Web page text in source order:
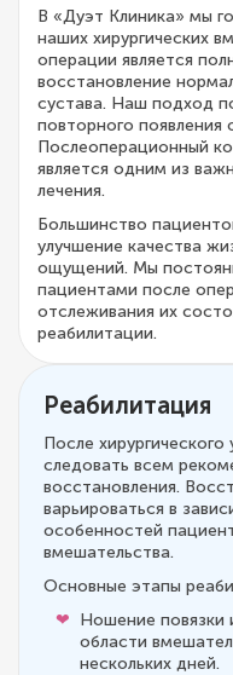
В «Дуэт Клиника» мы
наших хирургических
операции является
восстановление
сустава. Наш подход
повторного появления
Послеоперационный
является одним из
лечения.
Большинство
улучшение качества
ощущений. Мы
пациентами после
отслеживания их
реабилитации.
Реабилитация
После
следовать всем
восстановления.
варьироваться в
особенностей
вмешательства.
Основные этапы
Ношение повязки
области
нескольких дней.